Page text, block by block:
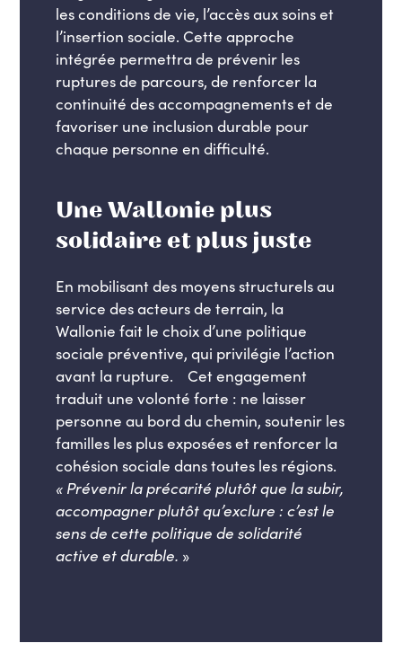
les conditions de vie, l’accès aux soins et
l’insertion sociale. Cette approche
intégrée permettra de prévenir les
ruptures de parcours, de renforcer la
continuité des accompagnements et de
favoriser une inclusion durable pour
chaque personne en difficulté.
Une Wallonie plus
solidaire et plus juste
En mobilisant des moyens structurels au
service des acteurs de terrain, la
Wallonie fait le choix d’une politique
sociale préventive, qui privilégie l’action
avant la rupture. Cet engagement
traduit une volonté forte : ne laisser
personne au bord du chemin, soutenir les
familles les plus exposées et renforcer la
cohésion sociale dans toutes les régions.
« Prévenir la précarité plutôt que la subir,
accompagner plutôt qu’exclure : c’est le
sens de cette politique de solidarité
active et durable. »